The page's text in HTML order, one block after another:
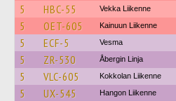
5 HBC-55 Vekka Liikenne
5 OET-605 Kainuun Liikenne
5 ECF-5 Vesma
5 ZR-530 Åbergin Linja
5 VLC-605 Kokkolan Liikenne
5 UX-545 Hangon Liikenne